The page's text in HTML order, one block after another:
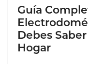
Guía
Debes
Hogar